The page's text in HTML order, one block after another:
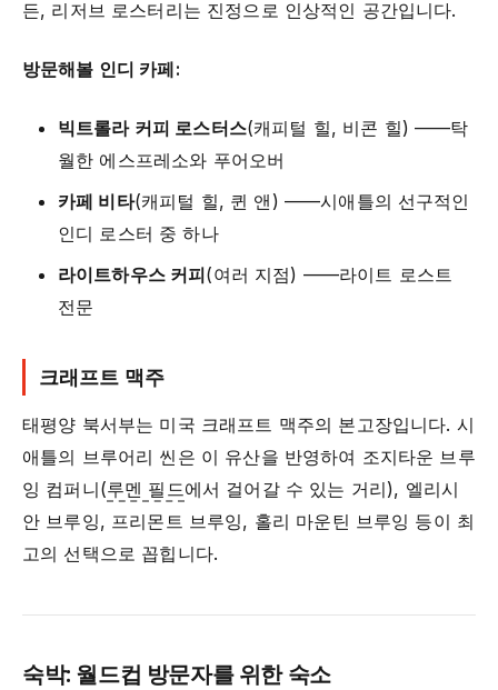
든, 리저브 로스터리는 진정으로 인상적인 공간입니다.
방문해볼 인디 카페:
빅트롤라 커피 로스터스(캐피털 힐, 비콘 힐) ——탁
월한 에스프레소와 푸어오버
카페 비타(캐피털 힐, 퀸 앤) ——시애틀의 선구적인
인디 로스터 중 하나
라이트하우스 커피(여러 지점) ——라이트 로스트
전문
크래프트 맥주
태평양 북서부는 미국 크래프트 맥주의 본고장입니다. 시
애틀의 브루어리 씬은 이 유산을 반영하여 조지타운 브루
잉 컴퍼니(루멘 필드에서 걸어갈 수 있는 거리), 엘리시
안 브루잉, 프리몬트 브루잉, 홀리 마운틴 브루잉 등이 최
고의 선택으로 꼽힙니다.
숙박: 월드컵 방문자를 위한 숙소